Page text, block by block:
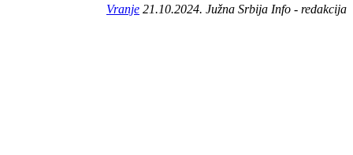
Vranje 21.10.2024. Južna Srbija Info - redakcija